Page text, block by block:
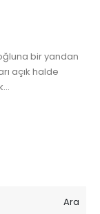
bir yandan
açık halde
Ara